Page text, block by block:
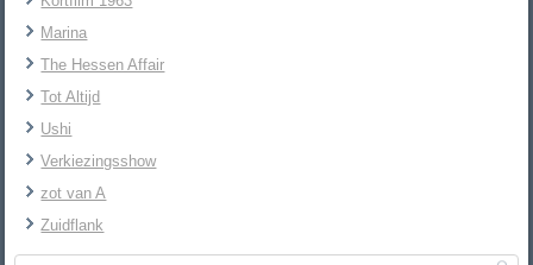
Marina
The Hessen Affair
Tot Altijd
Ushi
Verkiezingsshow
zot van A
Zuidflank